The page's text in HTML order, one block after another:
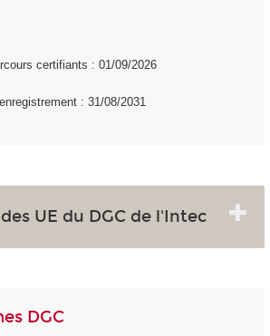
certifiants : 01/09/2026
: 31/08/2031
UE du DGC de l'Intec
DGC